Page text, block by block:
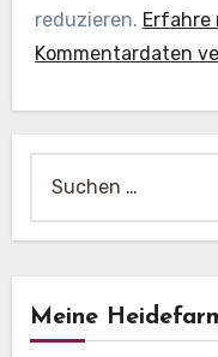
reduzieren. Erfahre
Kommentardaten
nach:
Meine